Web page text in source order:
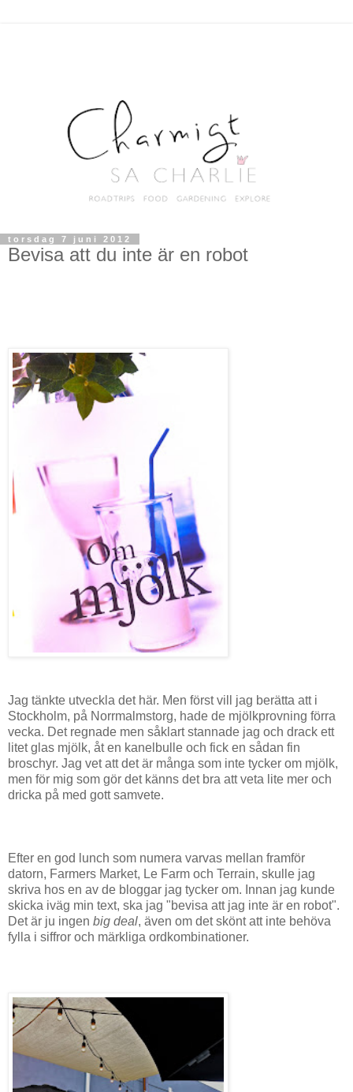
torsdag 7 juni 2012
Bevisa att du inte är en robot
Jag tänkte utveckla det här. Men först vill jag berätta att i
Stockholm, på Norrmalmstorg, hade de mjölkprovning förra
vecka. Det regnade men såklart stannade jag och drack ett
litet glas mjölk, åt en kanelbulle och fick en sådan fin
broschyr. Jag vet att det är många som inte tycker om mjölk,
men för mig som gör det känns det bra att veta lite mer och
dricka på med gott samvete.
Efter en god lunch som numera varvas mellan framför
datorn, Farmers Market, Le Farm och Terrain, skulle jag
skriva hos en av de bloggar jag tycker om. Innan jag kunde
skicka iväg min text, ska jag "bevisa att jag inte är en robot".
Det är ju ingen big deal, även om det skönt att inte behöva
fylla i siffror och märkliga ordkombinationer.